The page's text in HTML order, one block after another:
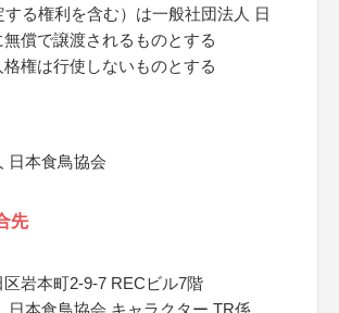
する権利を含む）は一般社団法人 日
償で譲渡されるものとする
格権は行使しないものとする
日本食鳥協会
先
岩本町2-9-7 RECビル7階
日本食鳥協会 キャラクター TR係